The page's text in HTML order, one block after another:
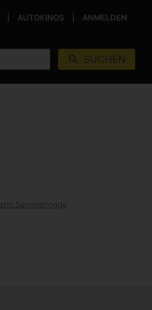
AUTOKINOS ANMELDEN
SUCHEN
Semmelrogge